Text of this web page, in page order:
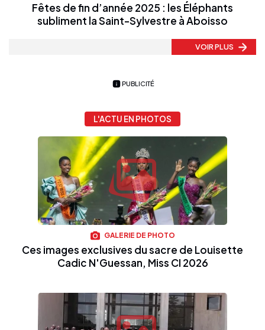
Fêtes de fin d’année 2025 : les Éléphants
subliment la Saint-Sylvestre à Aboisso
VOIR PLUS
PUBLICITÉ
L'ACTU EN PHOTOS
GALERIE DE PHOTO
Ces images exclusives du sacre de Louisette
Cadic N'Guessan, Miss CI 2026